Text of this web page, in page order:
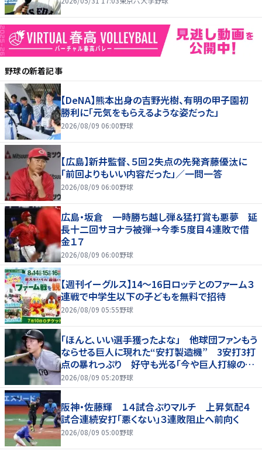
野球の新着記事
【DeNA】熊本出身の吉野光樹、有明の甲子園初
勝利に「元気をもらえるような姿だった」
2026/08/09 06:00野球
【広島】新井監督、５回２失点の先発斉藤優汰に
「前回よりもいい内容だった」／一問一答
2026/08/09 06:00野球
広島・坂倉 一時勝ち越し弾＆猛打賞も悪夢 延
長十二回サヨナラ被弾→今季５度目４連敗で借
金１７
2026/08/09 06:00野球
【週刊イーグルス】14～16日ロッテとのファーム３
連戦で中学生以下の子どもを無料で招待
2026/08/09 05:55野球
「ほんと、いい選手獲ったよな」 他球団ファンもう
ならせる巨人に現れた“安打製造機” 3安打3打
点の暴れっぷり 好守も光る「今や巨人打線の顔
でしょ」
2026/08/09 05:20野球
阪神・佐藤輝 １４試合ぶりマルチ 上昇気配４
試合連続安打「悪くない」３連敗阻止へ前向く
2026/08/09 05:00野球